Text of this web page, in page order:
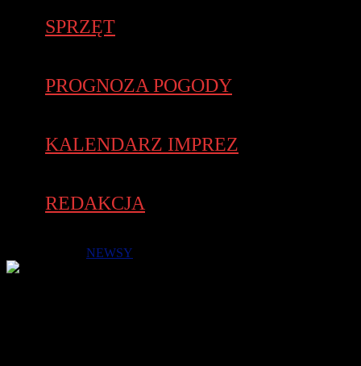
SPRZĘT
PROGNOZA POGODY
KALENDARZ IMPREZ
REDAKCJA
NEWSY